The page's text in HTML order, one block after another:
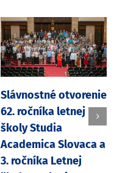
Slávnostné otvorenie
62. ročníka letnej
školy Studia
Academica Slovaca a
3. ročníka Letnej